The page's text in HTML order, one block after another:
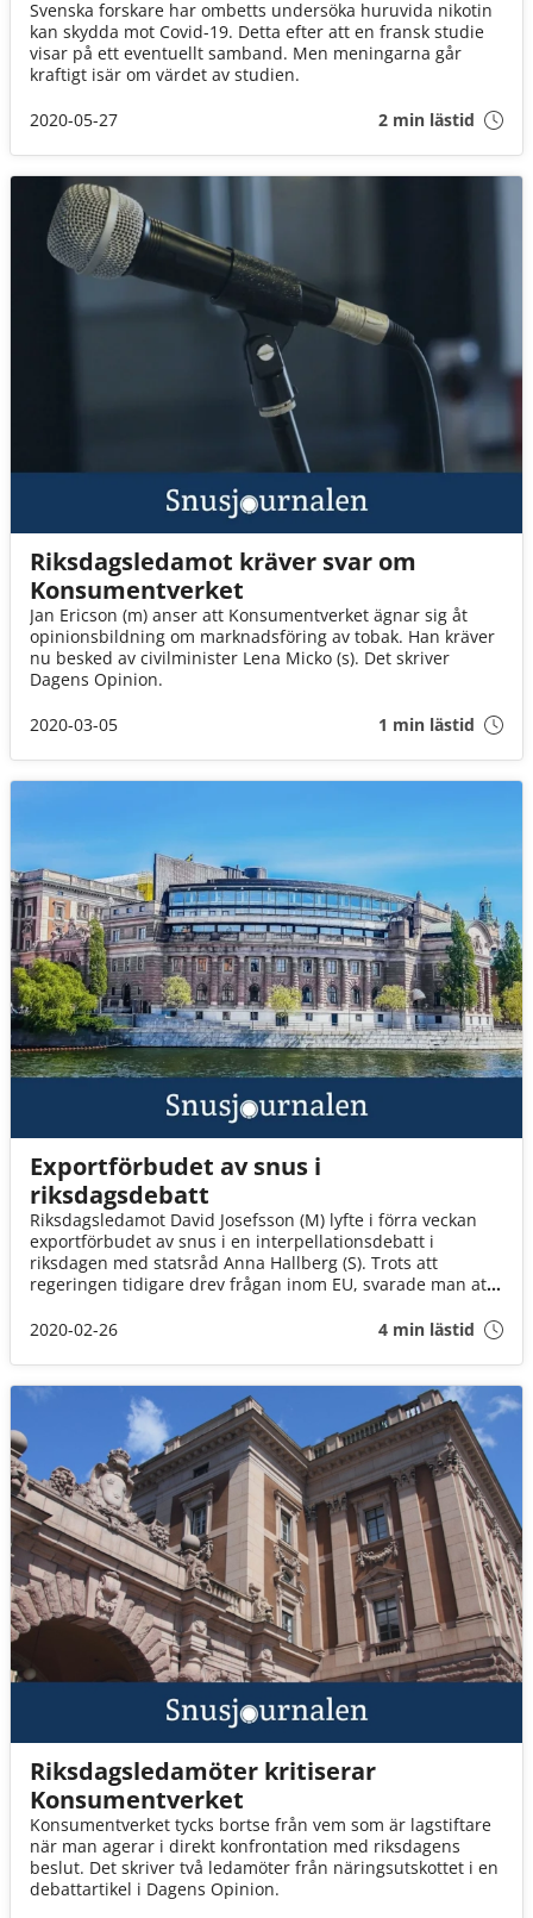
Svenska forskare har ombetts undersöka huruvida nikotin
kan skydda mot Covid-19. Detta efter att en fransk studie
visar på ett eventuellt samband. Men meningarna går
kraftigt isär om värdet av studien.
2020-05-27
2 min lästid
Riksdagsledamot kräver svar om
Konsumentverket
Jan Ericson (m) anser att Konsumentverket ägnar sig åt
opinionsbildning om marknadsföring av tobak. Han kräver
nu besked av civilminister Lena Micko (s). Det skriver
Dagens Opinion.
2020-03-05
1 min lästid
Exportförbudet av snus i
riksdagsdebatt
Riksdagsledamot David Josefsson (M) lyfte i förra veckan
exportförbudet av snus i en interpellationsdebatt i
riksdagen med statsråd Anna Hallberg (S). Trots att
regeringen tidigare drev frågan inom EU, svarade man att
snus.
2020-02-26 4 min lästid
Riksdagsledamöter kritiserar
Konsumentverket
Konsumentverket tycks bortse från vem som är lagstiftare
när man agerar i direkt konfrontation med riksdagens
beslut. Det skriver två ledamöter från näringsutskottet i en
debattartikel i Dagens Opinion.